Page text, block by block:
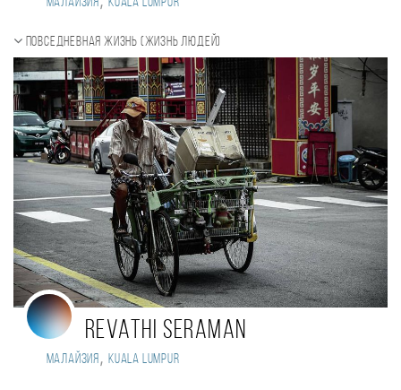
Малайзия Kuala Lumpur
Повседневная жизнь (Жизнь людей)
Revathi Seraman
Малайзия , Kuala Lumpur